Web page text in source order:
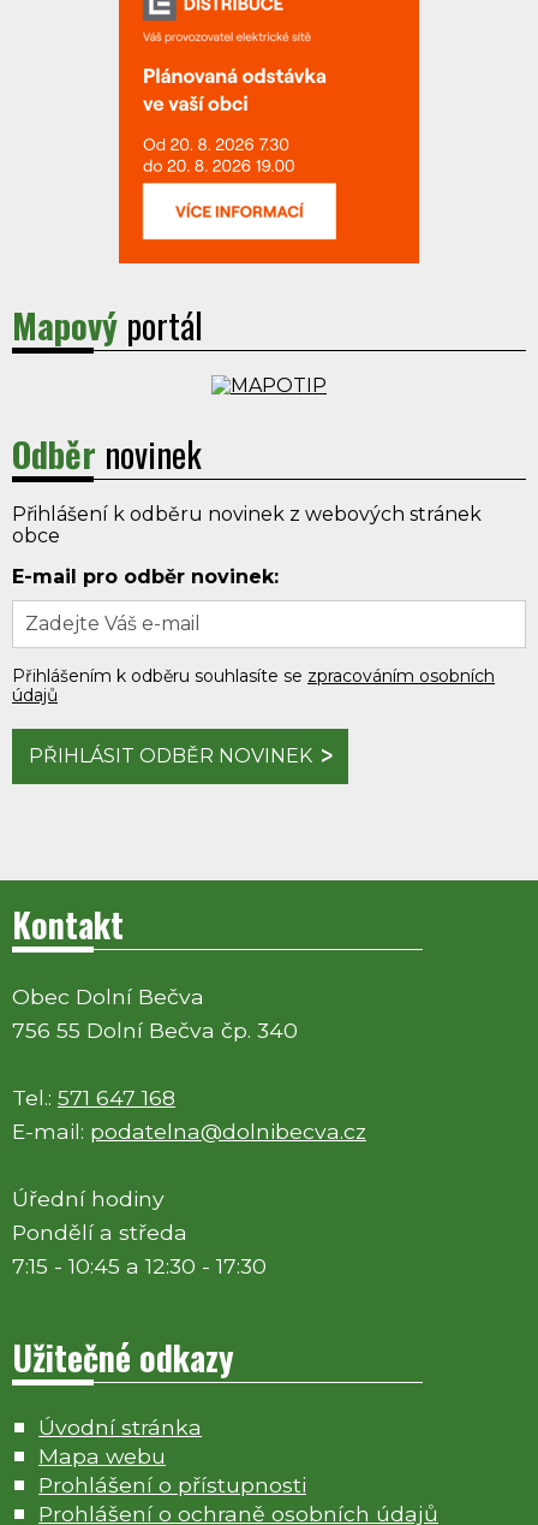
Mapový portál
Odběr novinek
Přihlášení k odběru novinek z webových stránek
obce
E-mail pro odběr novinek:
Přihlášením k odběru souhlasíte se zpracováním osobních
údajů
PŘIHLÁSIT ODBĚR NOVINEK
Kontakt
Obec Dolní Bečva
756 55 Dolní Bečva čp. 340
Tel.: 571 647 168
E-mail: podatelna@dolnibecva.cz
Úřední hodiny
Pondělí a středa
7:15 - 10:45 a 12:30 - 17:30
Užitečné odkazy
Úvodní stránka
Mapa webu
Prohlášení o přístupnosti
Prohlášení o ochraně osobních údajů